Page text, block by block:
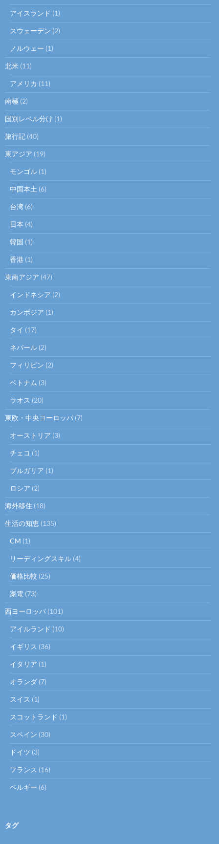
アイスランド (1)
スウェーデン (2)
ノルウェー (1)
北米 (11)
アメリカ (11)
南極 (2)
国別レベル分け (1)
旅行記 (40)
東アジア (19)
モンゴル (1)
中国本土 (6)
台湾 (6)
日本 (4)
韓国 (1)
香港 (1)
東南アジア (47)
インドネシア (2)
カンボジア (1)
タイ (17)
ネパール (2)
フィリピン (2)
ベトナム (3)
ラオス (20)
東欧・中央ヨーロッパ (7)
オーストリア (3)
チェコ (1)
ブルガリア (1)
ロシア (2)
海外移住 (18)
生活の知恵 (135)
CM (1)
リーディングスキル (4)
価格比較 (25)
家電 (73)
西ヨーロッパ (101)
アイルランド (10)
イギリス (36)
イタリア (1)
オランダ (7)
スイス (1)
スコットランド (1)
スペイン (30)
ドイツ (3)
フランス (16)
ベルギー (6)
タグ